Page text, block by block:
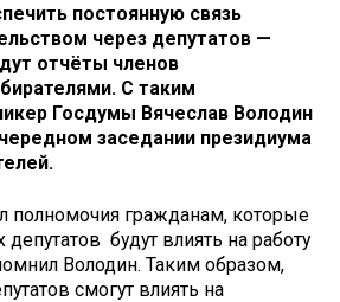
постоянную связь
через депутатов —
отчёты членов
С таким
Госдумы Вячеслав Володин
заседании президиума
полномочия гражданам, которые
депутатов будут влиять на работу
Володин. Таким образом,
смогут влиять на